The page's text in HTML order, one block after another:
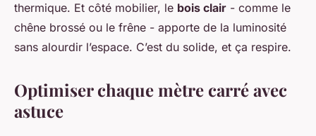
thermique. Et côté mobilier, le bois clair - comme le
chêne brossé ou le frêne - apporte de la luminosité
sans alourdir l’espace. C’est du solide, et ça respire.
Optimiser chaque mètre carré avec
astuce